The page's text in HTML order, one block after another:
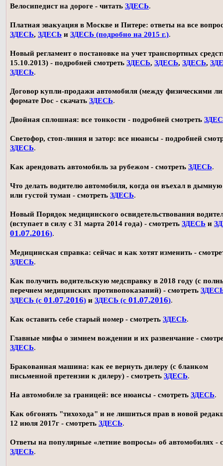
Велосипедист на дороге - читать ЗДЕСЬ.
Платная эвакуация в Москве и Питере: ответы на все
ЗДЕСЬ, ЗДЕСЬ и ЗДЕСЬ (подробно на 2015 г.).
Новый регламент о постановке на учет транспортных
15.10.2013) - подробней смотреть ЗДЕСЬ, ЗДЕСЬ, ЗДЕСЬ,
ЗДЕСЬ.
Договор купли-продажи автомобиля (между физическими
формате Doc - скачать ЗДЕСЬ.
Двойная сплошная: все тонкости - подробней смотреть
Светофор, стоп-линия и затор: все нюансы - подробней
ЗДЕСЬ.
Как арендовать автомобиль за рубежом - смотреть ЗДЕСЬ.
Что делать водителю автомобиля, когда он въехал в дымную
или густой туман - смотреть ЗДЕСЬ.
Новый Порядок медицинского освидетельствования
(вступает в силу с 31 марта 2014 года) - смотреть ЗДЕСЬ и
01.07.2016).
Медицинская справка: сейчас и как хотят изменить -
ЗДЕСЬ.
Как получить водительскую медсправку в 2018 году (с
перечнем медицинских противопоказаний) - смотреть
ЗДЕСЬ (с 01.07.2016) и ЗДЕСЬ (с 01.07.2016).
Как оставить себе старый номер - смотреть ЗДЕСЬ.
Главные мифы о зимнем вождении и их развенчание -
ЗДЕСЬ.
Бракованная машина: как ее вернуть дилеру (с бланком
письменной претензии к дилеру) - смотреть ЗДЕСЬ.
На автомобиле за границей: все нюансы - смотреть ЗДЕСЬ.
Как обгонять "тихохода" и не лишиться прав в новой
12 июля 2017г - смотреть ЗДЕСЬ.
Ответы на популярные «летние вопросы» об автомобилях -
ЗДЕСЬ.